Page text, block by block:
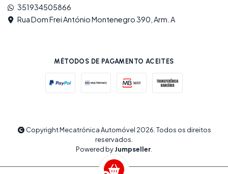
351934505866
Rua Dom Frei António Montenegro 390, Arm. A
MÉTODOS DE PAGAMENTO ACEITES
Copyright Mecatrónica Automóvel 2026. Todos os direitos
reservados.
Powered byJumpseller